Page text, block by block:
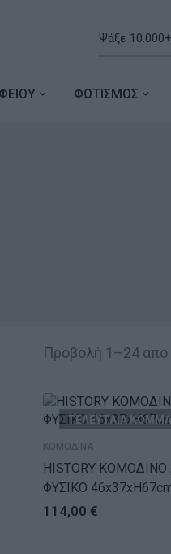
ΦΩΤΙΣΜΟΣ
Προβολή 1–24 απο
ΤΕΛΕΥΤΑΙΑ
ΚΟΜΟΔΙΝΑ
HISTORY
ΦΥΣΙΚΟ
114,00 €